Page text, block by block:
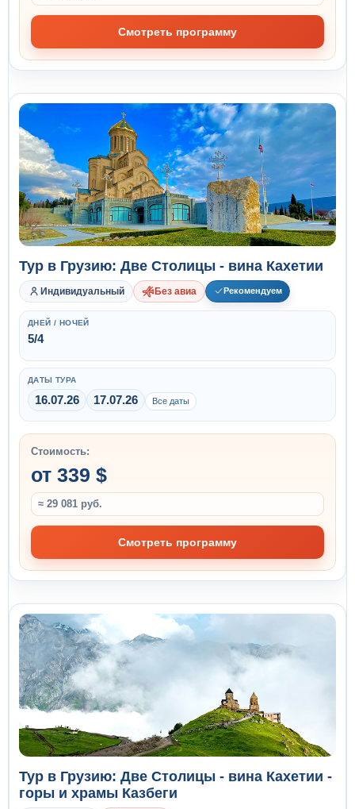
Смотреть программу
Тур в Грузию: Две Столицы - вина Кахетии
Индивидуальный Без авиа Рекомендуем
ДНЕЙ / НОЧЕЙ
5/4
ДАТЫ ТУРА
16.07.26 17.07.26 Все даты
Стоимость:
от 339 $
≈ 29 081 руб.
Смотреть программу
Тур в Грузию: Две Столицы - вина Кахетии -
горы и храмы Казбеги